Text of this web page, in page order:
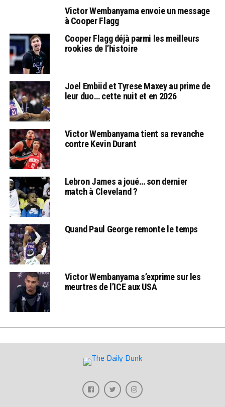
Victor Wembanyama envoie un message
à Cooper Flagg
Cooper Flagg déjà parmi les meilleurs
rookies de l’histoire
Joel Embiid et Tyrese Maxey au prime de
leur duo… cette nuit et en 2026
Victor Wembanyama tient sa revanche
contre Kevin Durant
Lebron James a joué… son dernier
match à Cleveland ?
Quand Paul George remonte le temps
Victor Wembanyama s’exprime sur les
meurtres de l’ICE aux USA